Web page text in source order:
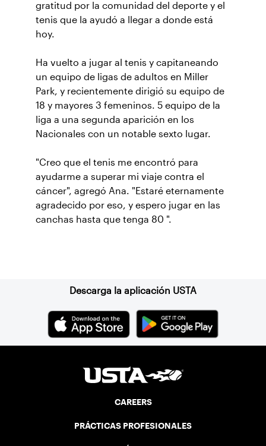
gratitud por la comunidad del deporte y el
tenis que la ayudó a llegar a donde está
hoy.
Ha vuelto a jugar al tenis y capitaneando
un equipo de ligas de adultos en Miller
Park, y recientemente dirigió su equipo de
18 y mayores 3 femeninos. 5 equipo de la
liga a una segunda aparición en los
Nacionales con un notable sexto lugar.
"Creo que el tenis me encontró para
ayudarme a superar mi viaje contra el
cáncer", agregó Ana. "Estaré eternamente
agradecido por eso, y espero jugar en las
canchas hasta que tenga 80 ".
Descarga la aplicación USTA
CAREERS
PRÁCTICAS PROFESIONALES